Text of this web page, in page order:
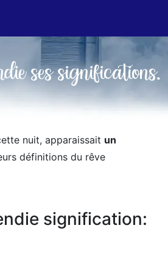
ses significations.
nuit, apparaissait un
définitions du rêve
signification: